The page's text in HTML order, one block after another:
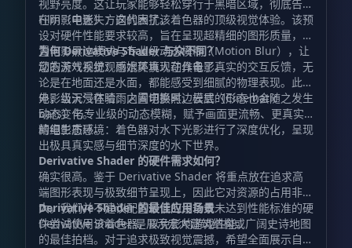
视野亮度。这让玩家能够轻松穿行于黑暗区域，彻底告别
在阴影中迷失方向的困扰。
Film（电影）：这代表了该着色器的顶级视觉体验。该预
设对硬件性能要求较高，旨在呈现超精细的图形质量，内
置电影黑边模式与专业级动态模糊（Motion Blur），让
您的游戏视觉观感媲美真人动作电影。
为何 Derivative Shader 与众不同？
动态天气系统：雨水环境现在具备了真实的交互反馈，无
论是在地面还是水面，都能感受到细腻的物理表现。此
外，当天气在晴雨之间切换时，云层的形态也会随之发生
动态变化。
电影级沉浸体验：内置电影黑边模式（Cinematic
bars）与专业级的动态模糊，赋予画面更流畅、更真实
的电影质感。
精细生态环境：着色器对水下光影进行了深度优化，呈现
出极具真实感与细节深度的水下世界。
Derivative Shader 的硬件需求如何？
确实很高。鉴于 Derivative Shader 将重点放在追求高
端图形表现与极致细节呈现上，因此它对资源的占用非常
大。我们并不建议配置较低的设备或未达到性能标准的硬
件尝试使用该着色器，以免影响游戏性能。
Derivative Shader 的最佳应用场景
Derivative Shader 是展示宏大建筑结构或广阔史诗地图
的最佳拍档。对于追求极致视觉震撼，希望全面展示自己